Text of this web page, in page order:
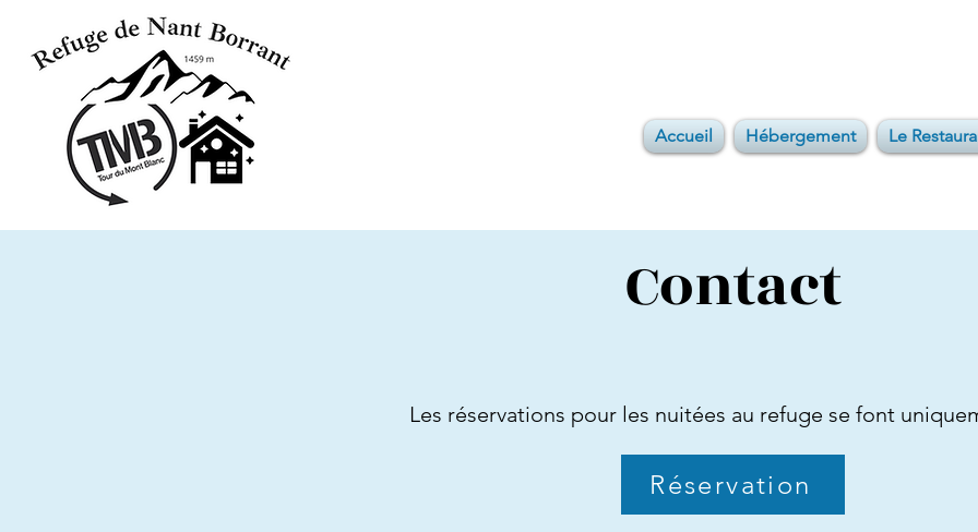
Accueil Hébergement Le
Contact
Les réservations pour les nuitées au refuge se font
Réservation